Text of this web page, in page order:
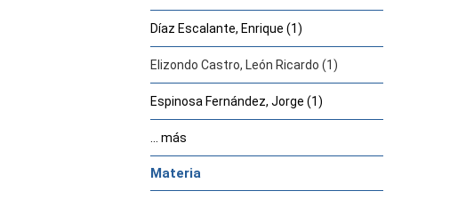
Díaz Escalante, Enrique (1)
Elizondo Castro, León Ricardo (1)
Espinosa Fernández, Jorge (1)
... más
Materia